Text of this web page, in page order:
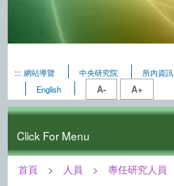
::: 網站導覽 中央研究院 所內資訊
English
A- A+
首頁 人員 專任研究人員